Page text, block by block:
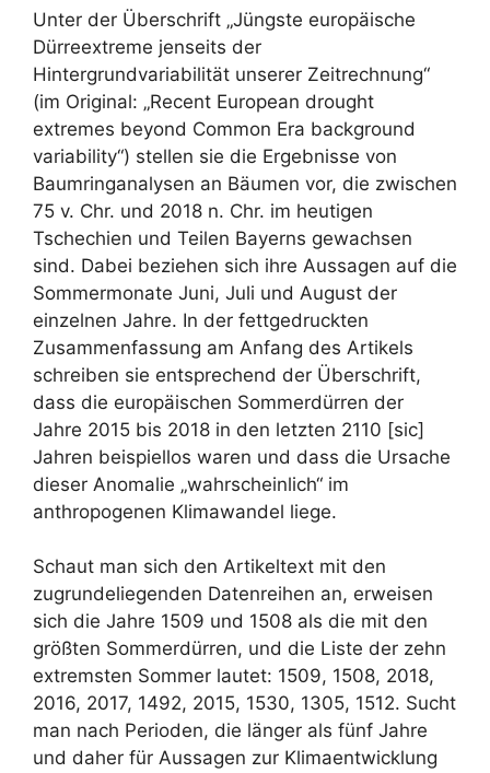
Unter der Überschrift „Jüngste europäische
Dürreextreme jenseits der
Hintergrundvariabilität unserer Zeitrechnung“
(im Original: „Recent European drought
extremes beyond Common Era background
variability“) stellen sie die Ergebnisse von
Baumringanalysen an Bäumen vor, die zwischen
75 v. Chr. und 2018 n. Chr. im heutigen
Tschechien und Teilen Bayerns gewachsen
sind. Dabei beziehen sich ihre Aussagen auf die
Sommermonate Juni, Juli und August der
einzelnen Jahre. In der fettgedruckten
Zusammenfassung am Anfang des Artikels
schreiben sie entsprechend der Überschrift,
dass die europäischen Sommerdürren der
Jahre 2015 bis 2018 in den letzten 2110 [sic]
Jahren beispiellos waren und dass die Ursache
dieser Anomalie „wahrscheinlich“ im
anthropogenen Klimawandel liege.
Schaut man sich den Artikeltext mit den
zugrundeliegenden Datenreihen an, erweisen
sich die Jahre 1509 und 1508 als die mit den
größten Sommerdürren, und die Liste der zehn
extremsten Sommer lautet: 1509, 1508, 2018,
2016, 2017, 1492, 2015, 1530, 1305, 1512. Sucht
man nach Perioden, die länger als fünf Jahre
und daher für Aussagen zur Klimaentwicklung